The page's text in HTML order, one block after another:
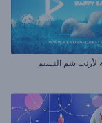
لأرنب شم النسيم